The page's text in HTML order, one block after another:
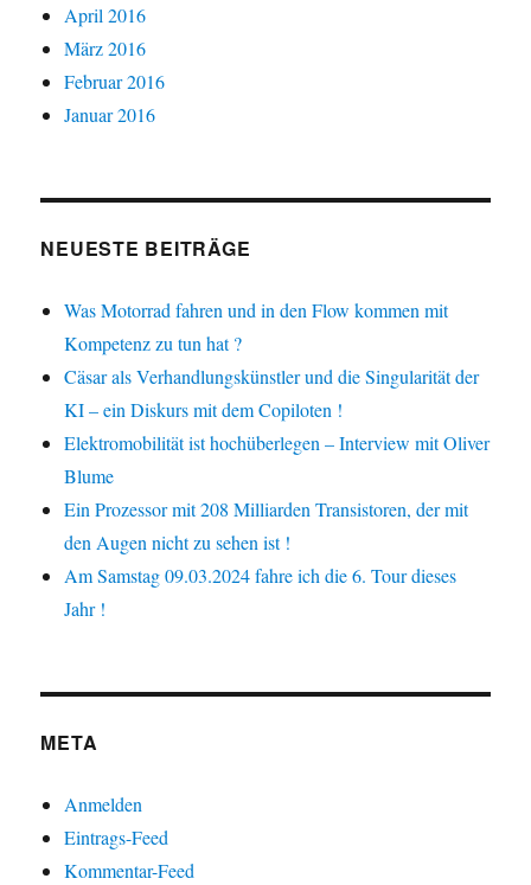
April 2016
März 2016
Februar 2016
Januar 2016
NEUESTE BEITRÄGE
Was Motorrad fahren und in den Flow kommen mit
Kompetenz zu tun hat ?
Cäsar als Verhandlungskünstler und die Singularität der
KI – ein Diskurs mit dem Copiloten !
Elektromobilität ist hochüberlegen – Interview mit Oliver
Blume
Ein Prozessor mit 208 Milliarden Transistoren, der mit
den Augen nicht zu sehen ist !
Am Samstag 09.03.2024 fahre ich die 6. Tour dieses
Jahr !
META
Anmelden
Eintrags-Feed
Kommentar-Feed